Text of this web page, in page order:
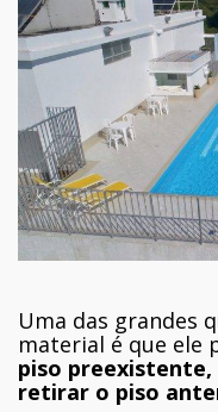
Uma das grandes
material é que ele
piso preexistente,
retirar o piso